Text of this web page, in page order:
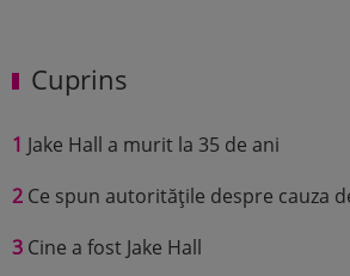
Cuprins
1 Jake Hall a murit la 35 de ani
2 Ce spun autoritățile despre cauza
3 Cine a fost Jake Hall